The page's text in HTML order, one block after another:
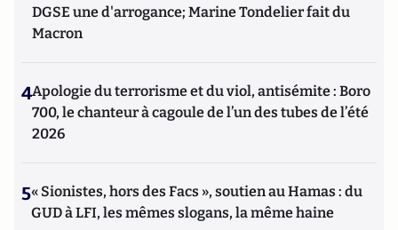
DGSE une d'arrogance; Marine Tondelier fait du
Macron
4Apologie du terrorisme et du viol, antisémite : Boro
700, le chanteur à cagoule de l’un des tubes de l’été
2026
5« Sionistes, hors des Facs », soutien au Hamas : du
GUD à LFI, les mêmes slogans, la même haine